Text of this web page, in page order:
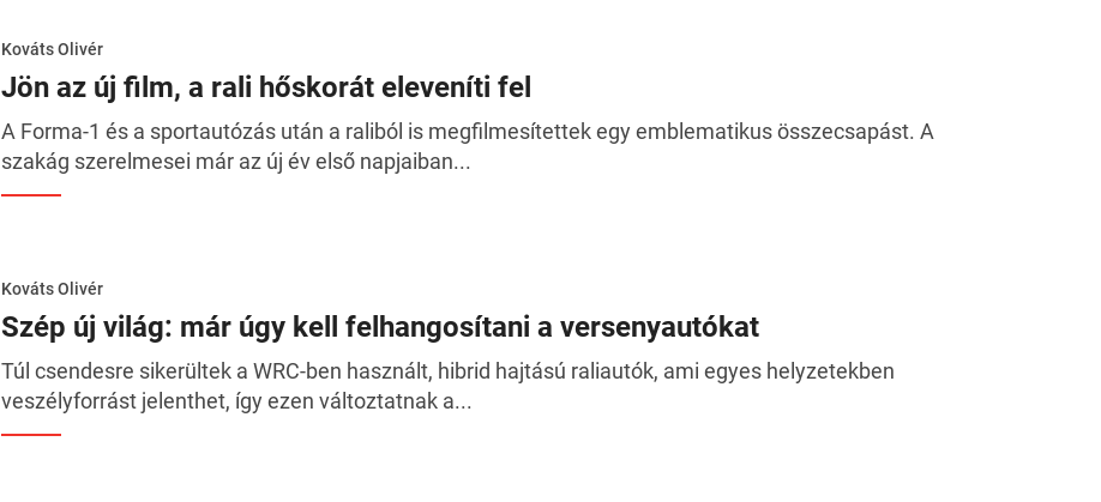
Kováts Olivér
Jön az új film, a rali hőskorát eleveníti fel
A Forma-1 és a sportautózás után a raliból is megfilmesítettek egy emblematikus összecsapást. A
szakág szerelmesei már az új év első napjaiban...
Kováts Olivér
Szép új világ: már úgy kell felhangosítani a versenyautókat
Túl csendesre sikerültek a WRC-ben használt, hibrid hajtású raliautók, ami egyes helyzetekben
veszélyforrást jelenthet, így ezen változtatnak a...